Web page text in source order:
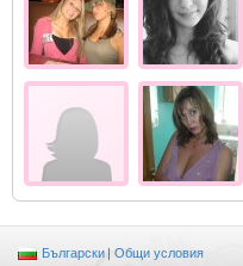
Български | Общи условия